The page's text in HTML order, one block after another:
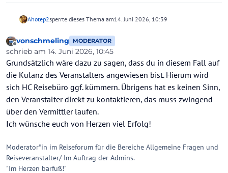
Ahotep2sperrte dieses Thema am14. Juni 2026, 10:39
Offline
vonschmeling MODERATOR
schrieb am 14. Juni 2026, 10:45
zuletzt editiert von
Grundsätzlich wäre dazu zu sagen, dass du in diesem Fall auf
die Kulanz des Veranstalters angewiesen bist. Hierum wird
sich HC Reisebüro ggf. kümmern. Übrigens hat es keinen Sinn,
den Veranstalter direkt zu kontaktieren, das muss zwingend
über den Vermittler laufen.
Ich wünsche euch von Herzen viel Erfolg!
Moderator*in im Reiseforum für die Bereiche Allgemeine Fragen und
Reiseveranstalter/ Im Auftrag der Admins.
"Im Herzen barfuß!"